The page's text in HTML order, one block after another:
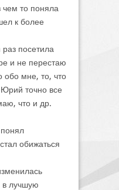
чем то поняла
к более
раз посетила
и не перестаю
обо мне, то, что
точно все
что и др.
обижаться
в лучшую